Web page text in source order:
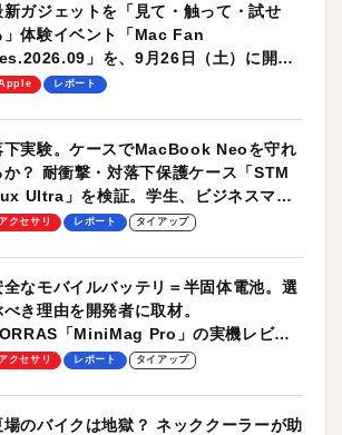
新ガジェットを「見て・触って・試せ
」体験イベント「Mac Fan
」を、9月26日（土）に開催
ます！レポート
下実験。ケースでMacBook Neoを守れ
か？ 耐衝撃・対落下保護ケース「STM
Ultra」を検証。学生、ビジネスマン
モバイルユースに最適！
アクセサリ レポート タイアップ
全なモバイルバッテリ＝半固体電池。選
べき理由を開発者に取材。
「MiniMag Pro」の実機レビュ
も
アクセサリ レポート タイアップ
場のバイクは地獄？ ネッククーラーが助